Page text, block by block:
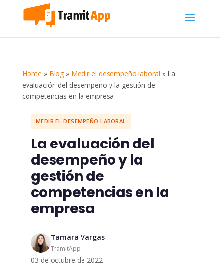
Home » Blog» Medir el desempeño laboral » La
evaluación del desempeño y la gestión de
competencias en la empresa
MEDIR EL DESEMPEÑO LABORAL
La evaluación del
desempeño y la
gestión de
competencias en la
empresa
Tamara Vargas
TramitApp
03 de octubre de 2022